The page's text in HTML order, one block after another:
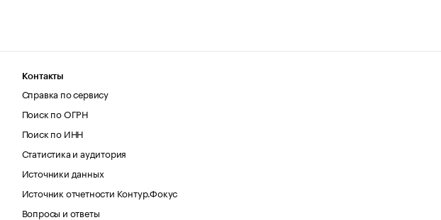
Контакты
Справка по сервису
Поиск по ОГРН
Поиск по ИНН
Статистика и аудитория
Источники данных
Источник отчетности Контур.Фокус
Вопросы и ответы